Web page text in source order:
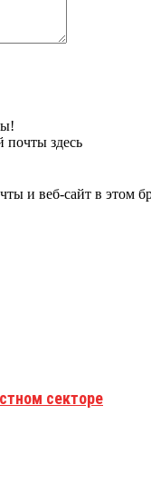
почты здесь
и веб-сайт в этом
секторе